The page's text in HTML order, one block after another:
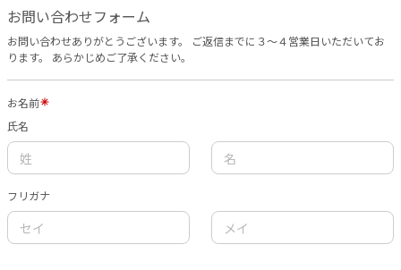
お問い合わせフォーム
お問い合わせありがとうございます。 ご返信までに３〜４営業日いただいてお
ります。 あらかじめご了承ください。
お名前
氏名
フリガナ